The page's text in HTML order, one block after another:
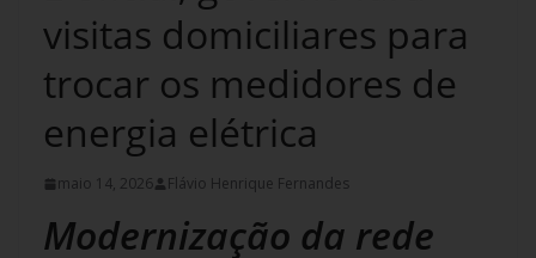
visitas domiciliares para
trocar os medidores de
energia elétrica
maio 14, 2026 Flávio Henrique Fernandes
Modernização da rede